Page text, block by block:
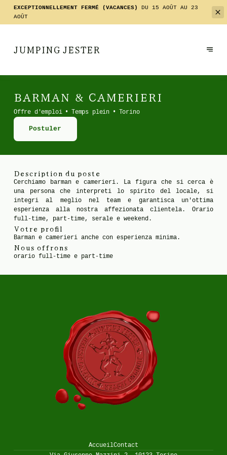
EXCEPTIONNELLEMENT FERMÉ (VACANCES)
DU 15 AOÛT AU 23
AOÛT
JUMPING JESTER
BARMAN & CAMERIERI
Offre d'emploi Temps plein Torino
Postuler
Description du poste
Cerchiamo barman e camerieri. La figura che si cerca è
una persona che interpreti lo spirito del locale, si
integri al meglio nel team e garantisca un'ottima
esperienza alla nostra affezionata clientela. Orario
full-time, part-time, serale e weekend.
Votre profil
Barman e camerieri anche con esperienza minima.
Nous offrons
orario full-time e part-time
AccueilContact